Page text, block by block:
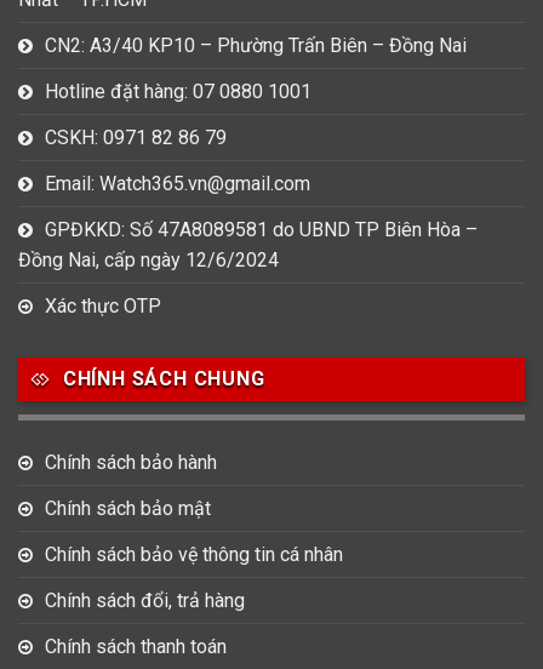
CN2: A3/40 KP10 – Phường Trấn Biên – Đồng Nai
Hotline đặt hàng: 07 0880 1001
CSKH: 0971 82 86 79
Email: Watch365.vn@gmail.com
GPĐKKD: Số 47A8089581 do UBND TP Biên Hòa –
Đồng Nai, cấp ngày 12/6/2024
Xác thực OTP
CHÍNH SÁCH CHUNG
Chính sách bảo hành
Chính sách bảo mật
Chính sách bảo vệ thông tin cá nhân
Chính sách đổi, trả hàng
Chính sách thanh toán